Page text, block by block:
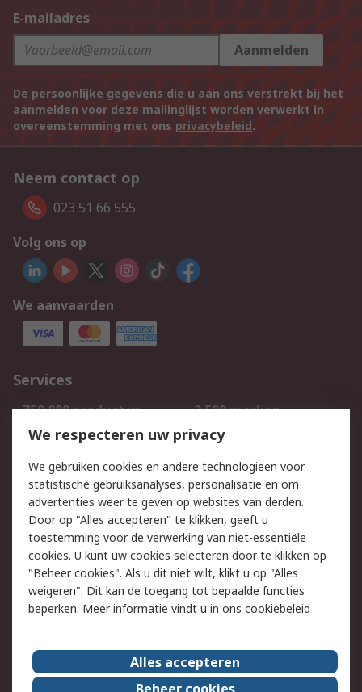
E-mailadres
Aanmelden
De persoonlijke gegevens die u aan ons verstrekt bij het
aanmelden voor deze mailinglijst worden verwerkt in
overeenstemming met ons privacybeleid.
Neem contact op
023 51 66 555
Volg ons op
We aanvaarden
Services
750.000 producten
2.500 merken
Bestellen
Inkoopoplossingen
Track & Trace
Wettelijk
Cookiebeleid
Email veiligheid
Privacybeleid
Websitevoorwaarden
Algemene
verkoopvoorwaarden
Over RS
RS Group Over ons
We respecteren uw privacy
We gebruiken cookies en andere technologieën voor
statistische gebruiksanalyses, personalisatie en om
advertenties weer te geven op websites van derden.
Door op "Alles accepteren" te klikken, geeft u
toestemming voor de verwerking van niet-essentiële
cookies. U kunt uw cookies selecteren door te klikken op
"Beheer cookies". Als u dit niet wilt, klikt u op "Alles
weigeren". Dit kan de toegang tot bepaalde functies
beperken. Meer informatie vindt u in ons cookiebeleid
Alles accepteren